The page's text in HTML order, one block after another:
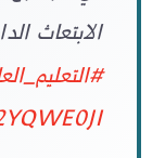
الابتعاث